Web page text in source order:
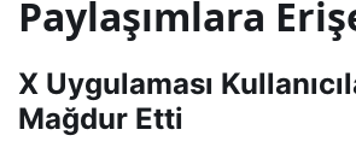
Paylaşımlara
X Uygulaması
Mağdur Etti
teml